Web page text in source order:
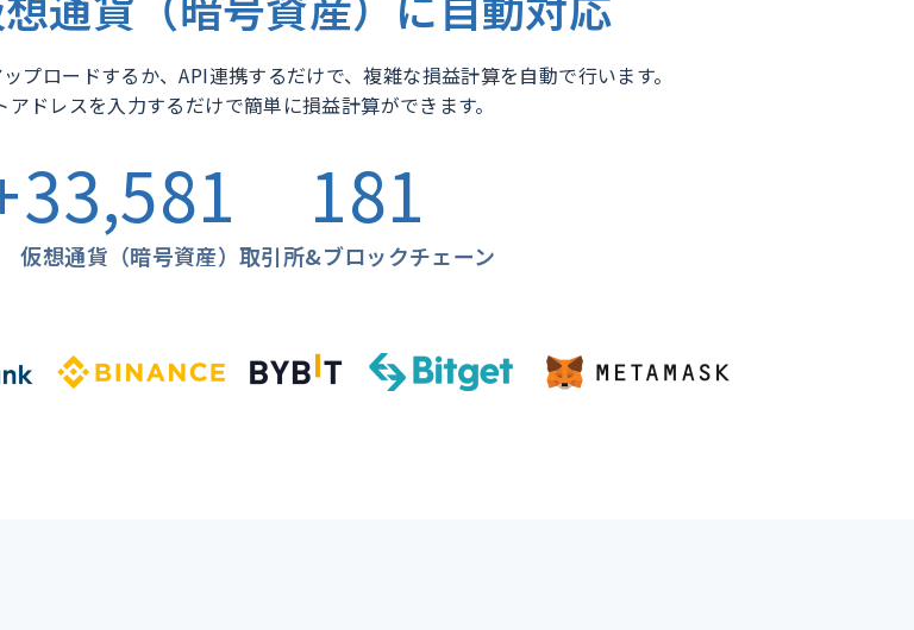
プロードするか、API連携するだけで、複雑な損益計算を自動で行います。
ドレスを入力するだけで簡単に損益計算ができます。
33,581
仮想通貨（暗号資産）
181
取引所&ブロックチェーン